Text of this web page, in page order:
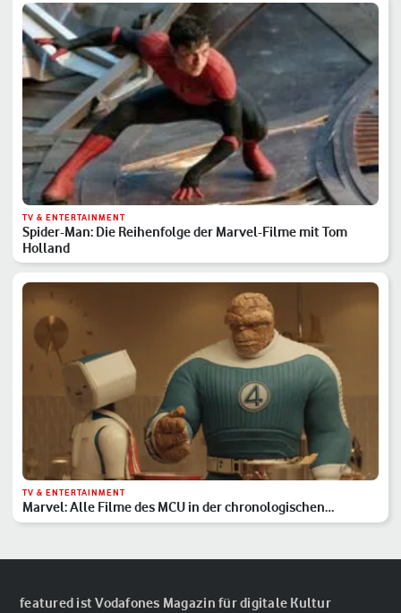
TV & ENTERTAINMENT
Spider-Man: Die Reihenfolge der Marvel-Filme mit Tom
Holland
TV & ENTERTAINMENT
Marvel: Alle Filme des MCU in der chronologischen
Reihenfolge
featured ist Vodafones Magazin für digitale Kultur